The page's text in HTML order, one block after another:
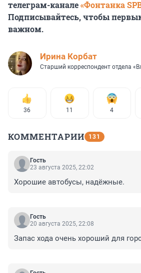
телеграм-канале«Фонтанка
Подписывайтесь, чтобы
важном.
Иpина Корбат
Старший корреспондент отдела
36 11 4
КОММЕНТАРИИ 131
Гость
23 августа 2025, 22:02
Хорошие автобусы, надёжные.
Гость
20 августа 2025, 22:08
Запас хода очень хороший для